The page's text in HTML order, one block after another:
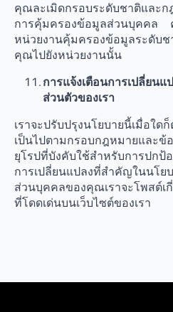
คุณละเมิดกรอบระดับชาติและก
การคุ้มครองข้อมูลส่วนบุคคล
หน่วยงานคุ้มครองข้อมูลระดับช
คุณไปยังหน่วยงานนั้น
การแจ้งเตือนการเปลี่ยน
ส่วนตัวของเรา
เราจะปรับปรุงนโยบายนี้เมื่อใด
เป็นไปตามกรอบกฎหมายและข้
ยุโรปที่บังคับใช้สําหรับการป
การเปลี่ยนแปลงที่สําคัญในนโย
ส่วนบุคคลของคุณเราจะโพสต์เ
ที่โดดเด่นบนเว็บไซต์ของเรา